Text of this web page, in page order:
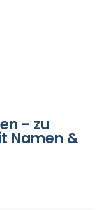
- zu
Namen &